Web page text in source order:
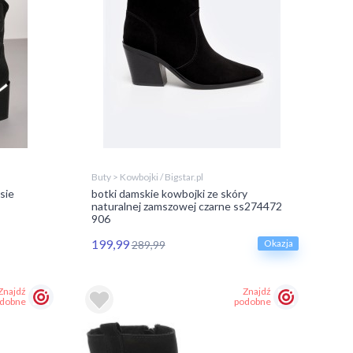
Okazja
Buty > Kowbojki / Bigstar.pl
botki damskie kowbojki ze skóry
naturalnej zamszowej czarne ss274472
906
199,99289,99
Znajdź
podobne